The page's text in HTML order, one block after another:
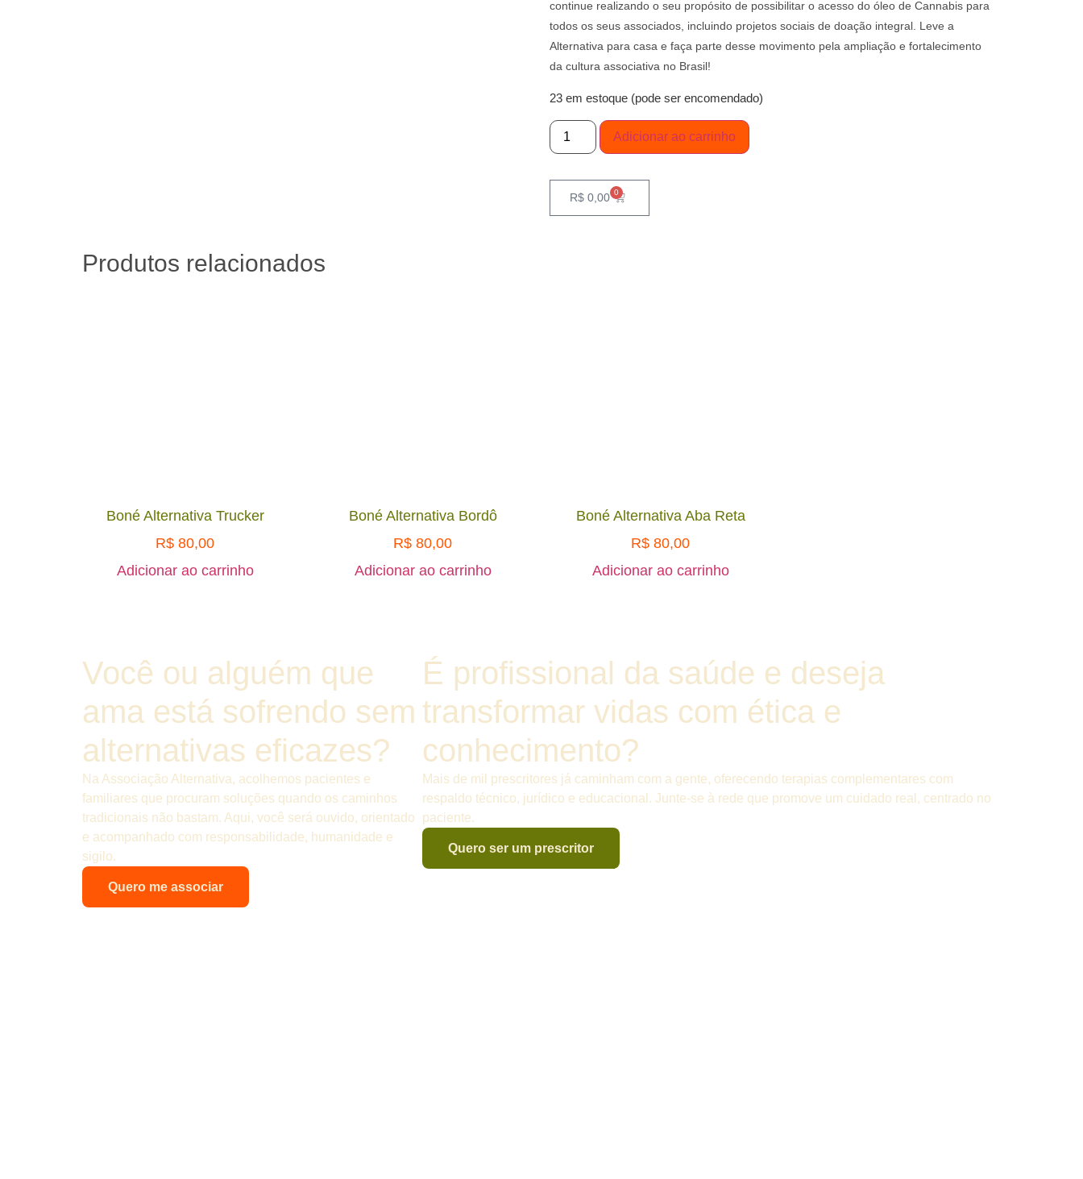
continue realizando o seu propósito de possibilitar o acesso do óleo de Cannabis para
todos os seus associados, incluindo projetos sociais de doação integral. Leve a
Alternativa para casa e faça parte desse movimento pela ampliação e fortalecimento
da cultura associativa no Brasil!
23 em estoque (pode ser encomendado)
Adicionar ao carrinho
R$ 0,00 0
Produtos relacionados
Boné Alternativa Trucker
R$ 80,00
Adicionar ao carrinho
Boné Alternativa Bordô
R$ 80,00
Adicionar ao carrinho
Boné Alternativa Aba Reta
R$ 80,00
Adicionar ao carrinho
Você ou alguém que
ama está sofrendo sem
alternativas eficazes?
Na Associação Alternativa, acolhemos pacientes e
familiares que procuram soluções quando os caminhos
tradicionais não bastam. Aqui, você será ouvido, orientado
e acompanhado com responsabilidade, humanidade e
sigilo.
Quero me associar
É profissional da saúde e deseja
transformar vidas com ética e
conhecimento?
Mais de mil prescritores já caminham com a gente, oferecendo terapias complementares com
respaldo técnico, jurídico e educacional. Junte-se à rede que promove um cuidado real, centrado no
paciente.
Quero ser um prescritor